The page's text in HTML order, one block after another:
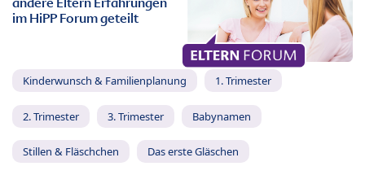
im HiPP Forum geteilt
Kinderwunsch & Familienplanung 1. Trimester
2. Trimester 3. Trimester Babynamen
Stillen & Fläschchen Das erste Gläschen